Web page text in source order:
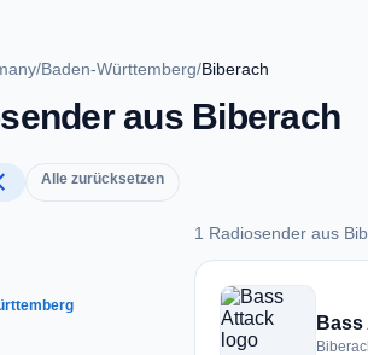
/Baden-Württemberg/Biberach
aus Biberach
Alle zurücksetzen
1 Radiosender aus
1 Radiosender aus